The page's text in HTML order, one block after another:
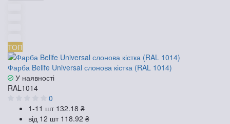
ТОП
Фарба Belife Universal слонова кістка (RAL 1014)
У наявності
RAL1014
0
1-11 шт 132.18 ₴
від 12 шт 118.92 ₴